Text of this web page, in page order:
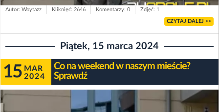
Autor: Woytazz Kliknięć: 2646 Komentarzy: 0 Zdjęć: 1
CZYTAJ DALEJ >>
Piątek, 15 marca 2024
15 MAR
2024
Co na weekend w naszym mieście?
Sprawdź